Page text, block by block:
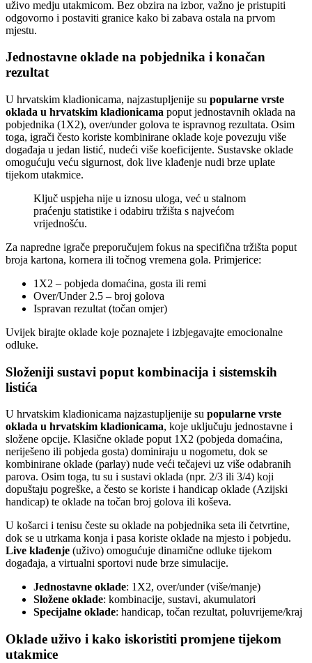
uživo medju utakmicom. Bez obzira na izbor, važno je pristupiti
odgovorno i postaviti granice kako bi zabava ostala na prvom
mjestu.
Jednostavne oklade na pobjednika i konačan
rezultat
U hrvatskim kladionicama, najzastupljenije su popularne vrste
oklada u hrvatskim kladionicama poput jednostavnih oklada na
pobjednika (1X2), over/under golova te ispravnog rezultata. Osim
toga, igrači često koriste kombinirane oklade koje povezuju više
događaja u jedan listić, nudeći više koeficijente. Sustavske oklade
omogućuju veću sigurnost, dok live klađenje nudi brze uplate
tijekom utakmice.
Ključ uspjeha nije u iznosu uloga, već u stalnom
praćenju statistike i odabiru tržišta s najvećom
vrijednošću.
Za napredne igrače preporučujem fokus na specifična tržišta poput
broja kartona, kornera ili točnog vremena gola. Primjerice:
1X2 – pobjeda domaćina, gosta ili remi
Over/Under 2.5 – broj golova
Ispravan rezultat (točan omjer)
Uvijek birajte oklade koje poznajete i izbjegavajte emocionalne
odluke.
Složeniji sustavi poput kombinacija i sistemskih
listića
U hrvatskim kladionicama najzastupljenije su popularne vrste
oklada u hrvatskim kladionicama, koje uključuju jednostavne i
složene opcije. Klasične oklade poput 1X2 (pobjeda domaćina,
neriješeno ili pobjeda gosta) dominiraju u nogometu, dok se
kombinirane oklade (parlay) nude veći tečajevi uz više odabranih
parova. Osim toga, tu su i sustavi oklada (npr. 2/3 ili 3/4) koji
dopuštaju pogreške, a često se koriste i handicap oklade (Azijski
handicap) te oklade na točan broj golova ili koševa.
U košarci i tenisu česte su oklade na pobjednika seta ili četvrtine,
dok se u utrkama konja i pasa koriste oklade na mjesto i pobjedu.
Live klađenje (uživo) omogućuje dinamične odluke tijekom
događaja, a virtualni sportovi nude brze simulacije.
Jednostavne oklade: 1X2, over/under (više/manje)
Složene oklade: kombinacije, sustavi, akumulatori
Specijalne oklade: handicap, točan rezultat, poluvrijeme/kraj
Oklade uživo i kako iskoristiti promjene tijekom
utakmice